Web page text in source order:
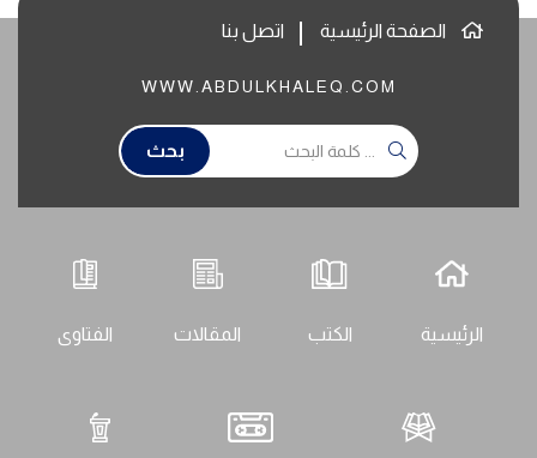
الصفحة الرئيسية اتصل بنا
WWW.ABDULKHALEQ.COM
بحث
الرئيسية الكتب المقالات الفتاوى